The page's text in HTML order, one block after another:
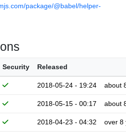
package/@babel/helper-
Security Released
2018-05-24 - 19:24 about
2018-05-15 - 00:17 about
2018-04-23 - 04:32 over 8